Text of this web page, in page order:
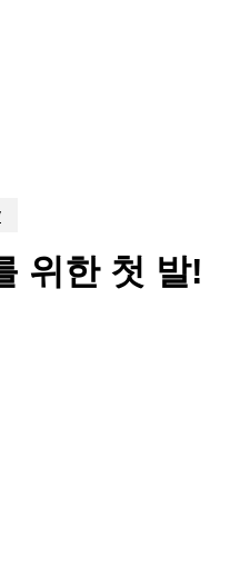
위한 첫 발!